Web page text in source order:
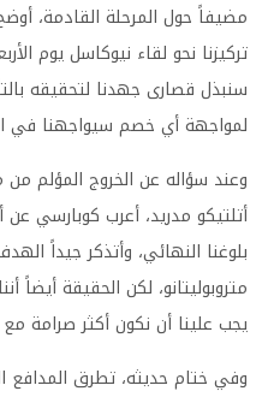
مضيفاً حول المرحلة القادمة،
تركيزنا نحو لقاء نيوكاسل يوم
سنبذل قصارى جهدنا لتحقيقه
لمواجهة أي خصم سيواجهنا في
وعند سؤاله عن الخروج المؤلم
أتلتيكو مدريد، أعرب كوبارسي
بلوغنا النهائي، وأتذكر جيداً
متروبوليتانو، لكن الحقيقة أيضاً
يجب علينا أن نكون أكثر صرامة
وفي ختام حديثه، تطرق المدافع